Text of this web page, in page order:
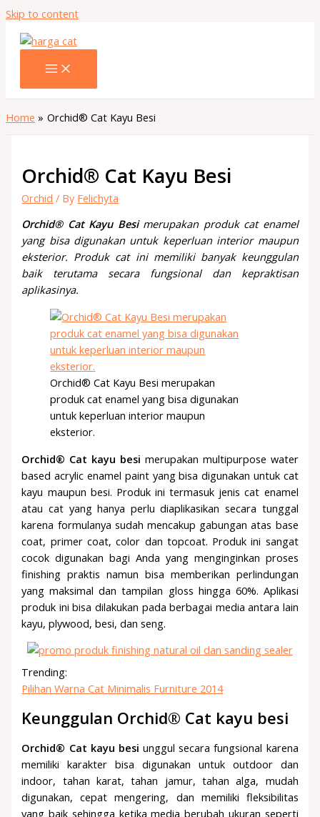
Skip to content
Home Orchid® Cat Kayu Besi
Orchid® Cat Kayu Besi
Orchid / By Felichyta
Orchid® Cat Kayu Besimerupakan produk cat enamel
yang bisa digunakan untuk keperluan interior maupun
eksterior. Produk cat ini memiliki banyak keunggulan
baik terutama secara fungsional dan kepraktisan
aplikasinya.
Orchid® Cat Kayu Besi merupakan
produk cat enamel yang bisa digunakan
untuk keperluan interior maupun
eksterior.
Orchid® Cat kayu besi merupakan multipurpose water
based acrylic enamel paint yang bisa digunakan untuk cat
kayu maupun besi. Produk ini termasuk jenis cat enamel
atau cat yang hanya perlu diaplikasikan secara tunggal
karena formulanya sudah mencakup gabungan atas base
coat, primer coat, color dan topcoat. Produk ini sangat
cocok digunakan bagi Anda yang menginginkan proses
finishing praktis namun bisa memberikan perlindungan
yang maksimal dan tampilan gloss hingga 60%. Aplikasi
produk ini bisa dilakukan pada berbagai media antara lain
kayu, plywood, besi, dan seng.
Trending:
Pilihan Warna Cat Minimalis Furniture 2014
Keunggulan Orchid® Cat kayu besi
Orchid® Cat kayu besiunggul secara fungsional karena
memiliki karakter bisa digunakan untuk outdoor dan
indoor, tahan karat, tahan jamur, tahan alga, mudah
digunakan, cepat mengering, dan memiliki fleksibilitas
yang baik sehingga ketika media berubah ukuran seperti